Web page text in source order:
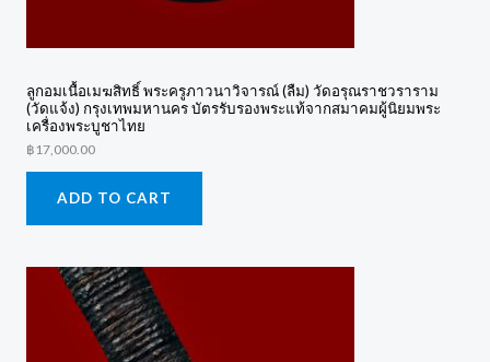
ลูกอมเนื้อเมฆสิทธิ์ พระครูภาวนาวิจารณ์ (ลืม) วัดอรุณราชวราราม
(วัดแจ้ง) กรุงเทพมหานคร บัตรรับรองพระแท้จากสมาคมผู้นิยมพระ
เครื่องพระบูชาไทย
฿ 17,000.00
ADD TO CART